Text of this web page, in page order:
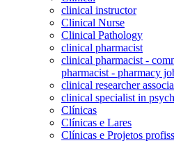
clinical instructor
Clinical Nurse
Clinical Pathology
clinical pharmacist
clinical pharmacist -
pharmacist - pharmacy
clinical researcher
clinical specialist in
Clínicas
Clínicas e Lares
Clínicas e Projetos